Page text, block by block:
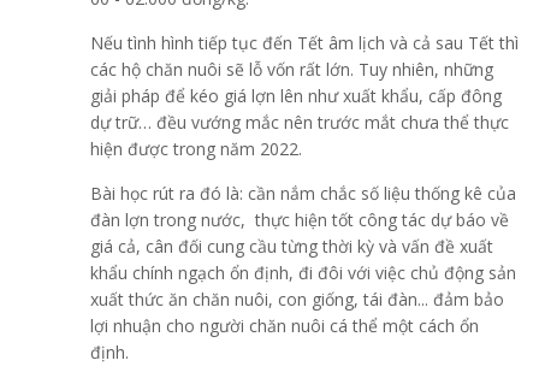
Nếu tình hình tiếp tục đến Tết âm lịch và cả sau Tết thì
các hộ chăn nuôi sẽ lỗ vốn rất lớn. Tuy nhiên, những
giải pháp để kéo giá lợn lên như xuất khẩu, cấp đông
dự trữ… đều vướng mắc nên trước mắt chưa thể thực
hiện được trong năm 2022.
Bài học rút ra đó là: cần nắm chắc số liệu thống kê của
đàn lợn trong nước, thực hiện tốt công tác dự báo về
giá cả, cân đối cung cầu từng thời kỳ và vấn đề xuất
khẩu chính ngạch ổn định, đi đôi với việc chủ động sản
xuất thức ăn chăn nuôi, con giống, tái đàn... đảm bảo
lợi nhuận cho người chăn nuôi cá thể một cách ổn
định.